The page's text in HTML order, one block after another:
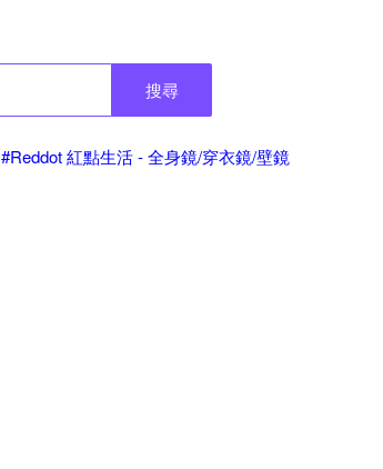
搜尋
#Reddot 紅點生活 - 全身鏡/穿衣鏡/壁鏡